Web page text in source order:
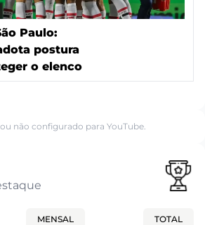
Paulo:
postura
o elenco
não configurado para YouTube.
MENSAL TOTAL